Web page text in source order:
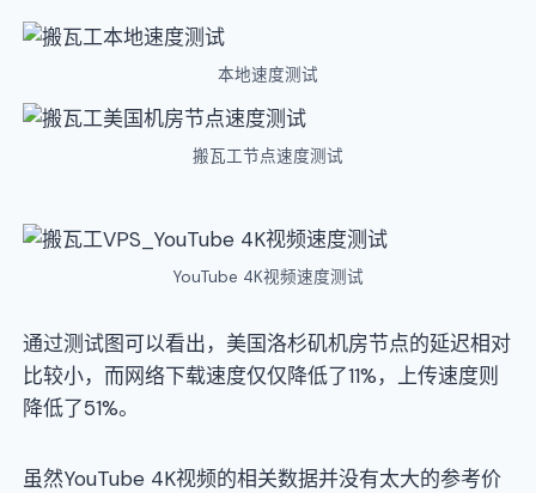
本地速度测试
搬瓦工节点速度测试
YouTube 4K视频速度测试
通过测试图可以看出，美国洛杉矶机房节点的延迟相对
比较小，而网络下载速度仅仅降低了11%，上传速度则
降低了51%。
虽然YouTube 4K视频的相关数据并没有太大的参考价